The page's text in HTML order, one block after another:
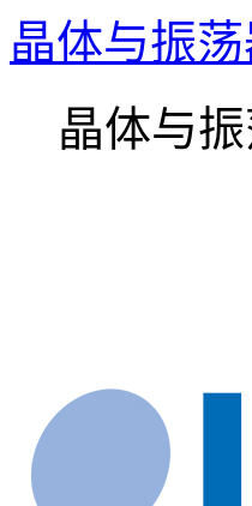
晶体与振
晶体与